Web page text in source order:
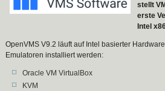
stellt
erste
Intel
OpenVMS V9.2 läuft auf Intel basierter
Emulatoren installiert werden:
Oracle VM VirtualBox
KVM